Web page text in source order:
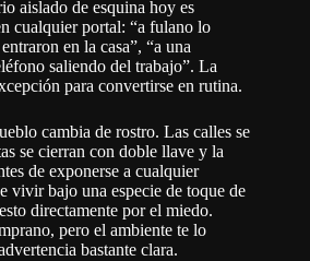
aislado de esquina hoy es
cualquier portal: “a fulano lo
en la casa”, “a una
saliendo del trabajo”. La
para convertirse en rutina.
cambia de rostro. Las calles se
se cierran con doble llave y la
de exponerse a cualquier
vivir bajo una especie de toque de
directamente por el miedo.
pero el ambiente te lo
bastante clara.